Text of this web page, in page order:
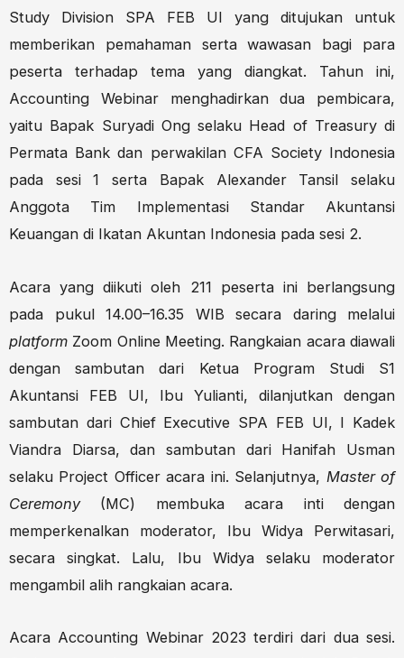
Study Division SPA FEB UI yang ditujukan untuk
memberikan pemahaman serta wawasan bagi para
peserta terhadap tema yang diangkat. Tahun ini,
Accounting Webinar menghadirkan dua pembicara,
yaitu Bapak Suryadi Ong selaku Head of Treasury di
Permata Bank dan perwakilan CFA Society Indonesia
pada sesi 1 serta Bapak Alexander Tansil selaku
Anggota Tim Implementasi Standar Akuntansi
Keuangan di Ikatan Akuntan Indonesia pada sesi 2.
Acara yang diikuti oleh 211 peserta ini berlangsung
pada pukul 14.00–16.35 WIB secara daring melalui
platform Zoom Online Meeting. Rangkaian acara diawali
dengan sambutan dari Ketua Program Studi S1
Akuntansi FEB UI, Ibu Yulianti, dilanjutkan dengan
sambutan dari Chief Executive SPA FEB UI, I Kadek
Viandra Diarsa, dan sambutan dari Hanifah Usman
selaku Project Officer acara ini. Selanjutnya, Master of
Ceremony (MC) membuka acara inti dengan
memperkenalkan moderator, Ibu Widya Perwitasari,
secara singkat. Lalu, Ibu Widya selaku moderator
mengambil alih rangkaian acara.
Acara Accounting Webinar 2023 terdiri dari dua sesi.